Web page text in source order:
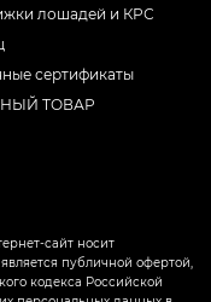
лошадей и КРС
сертификаты
ТОВАР
сайт носит
публичной офертой,
кодекса Российской